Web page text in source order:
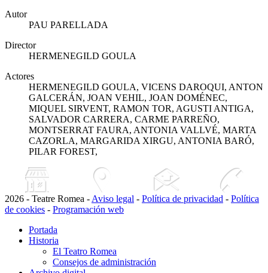
Autor
PAU PARELLADA
Director
HERMENEGILD GOULA
Actores
HERMENEGILD GOULA, VICENS DAROQUI, ANTON
GALCERÁN, JOAN VEHIL, JOAN DOMÉNEC,
MIQUEL SIRVENT, RAMON TOR, AGUSTI ANTIGA,
SALVADOR CARRERA, CARME PARREÑO,
MONTSERRAT FAURA, ANTONIA VALLVÉ, MARTA
CAZORLA, MARGARIDA XIRGU, ANTONIA BARÓ,
PILAR FOREST,
2026 - Teatre Romea - Aviso legal - Política de privacidad - Política
de cookies - Programación web
Portada
Historia
El Teatro Romea
Consejos de administración